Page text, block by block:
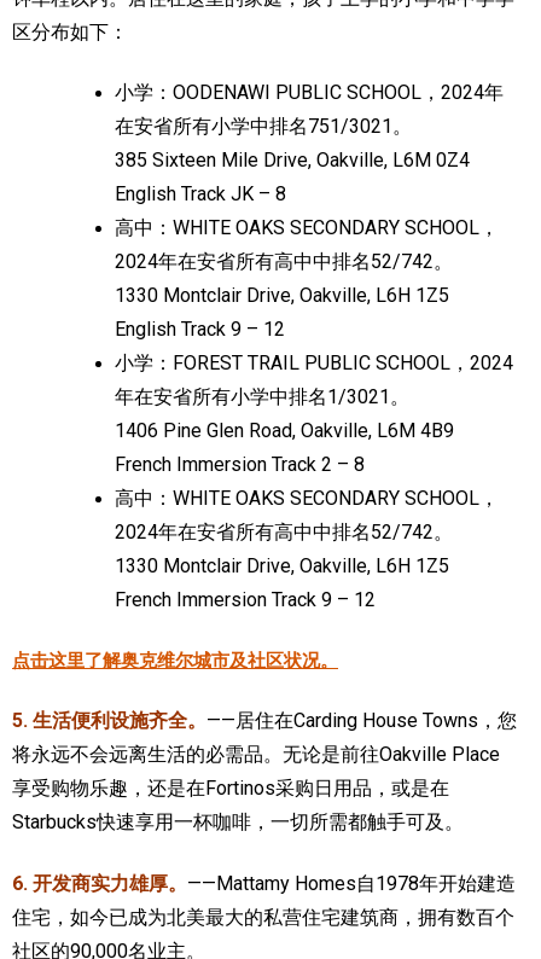
区分布如下：
小学：OODENAWI PUBLIC SCHOOL，2024年
在安省所有小学中排名751/3021。
385 Sixteen Mile Drive, Oakville, L6M 0Z4
English Track JK – 8
高中：WHITE OAKS SECONDARY SCHOOL，
2024年在安省所有高中中排名52/742。
1330 Montclair Drive, Oakville, L6H 1Z5
English Track 9 – 12
小学：FOREST TRAIL PUBLIC SCHOOL，2024
年在安省所有小学中排名1/3021。
1406 Pine Glen Road, Oakville, L6M 4B9
French Immersion Track 2 – 8
高中：WHITE OAKS SECONDARY SCHOOL，
2024年在安省所有高中中排名52/742。
1330 Montclair Drive, Oakville, L6H 1Z5
French Immersion Track 9 – 12
点击这里了解奥克维尔城市及社区状况。
5. 生活便利设施齐全。 ——居住在Carding House Towns，您
将永远不会远离生活的必需品。无论是前往Oakville Place
享受购物乐趣，还是在Fortinos采购日用品，或是在
Starbucks快速享用一杯咖啡，一切所需都触手可及。
6. 开发商实力雄厚。 ——Mattamy Homes自1978年开始建造
住宅，如今已成为北美最大的私营住宅建筑商，拥有数百个
社区的90,000名业主。